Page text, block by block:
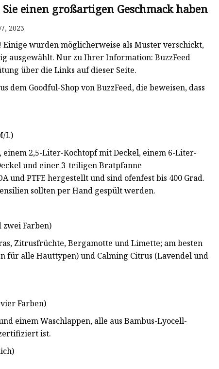
einen großartigen Geschmack haben
2023
wurden möglicherweise als Muster verschickt,
ausgewählt. Nur zu Ihrer Information: BuzzFeed
über die Links auf dieser Seite.
Goodful-Shop von BuzzFeed, die beweisen, dass
L)
einem 2,5-Liter-Kochtopf mit Deckel, einem 6-Liter-
und einer 3-teiligen Bratpfanne
und PTFE hergestellt und sind ofenfest bis 400 Grad.
sollten per Hand gespült werden.
zwei Farben)
Zitrusfrüchte, Bergamotte und Limette; am besten
für alle Hauttypen) und Calming Citrus (Lavendel und
Farben)
einem Waschlappen, alle aus Bambus-Lyocell-
ist.